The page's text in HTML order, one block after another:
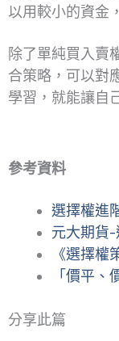
以用較小的資金
除了單純買入賣
合策略，可以對
學習，就能讓自
參考資料
選擇權進
元大期貨
《選擇權
「價平、
分享此篇